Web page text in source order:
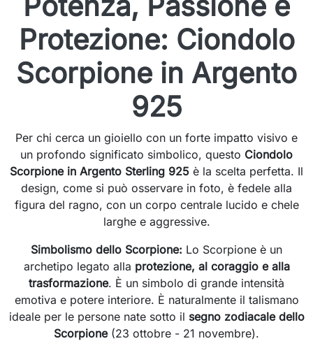
Protezione: Ciondolo
Scorpione in Argento
925
Per chi cerca un gioiello con un forte impatto visivo e
un profondo significato simbolico, questo Ciondolo
Scorpione in Argento Sterling 925 è la scelta perfetta. Il
design, come si può osservare in foto, è fedele alla
figura del ragno, con un corpo centrale lucido e chele
larghe e aggressive.
Simbolismo dello Scorpione: Lo Scorpione è un
archetipo legato alla protezione, al coraggio e alla
trasformazione. È un simbolo di grande intensità
emotiva e potere interiore. È naturalmente il talismano
ideale per le persone nate sotto il segno zodiacale dello
Scorpione(23 ottobre - 21 novembre).